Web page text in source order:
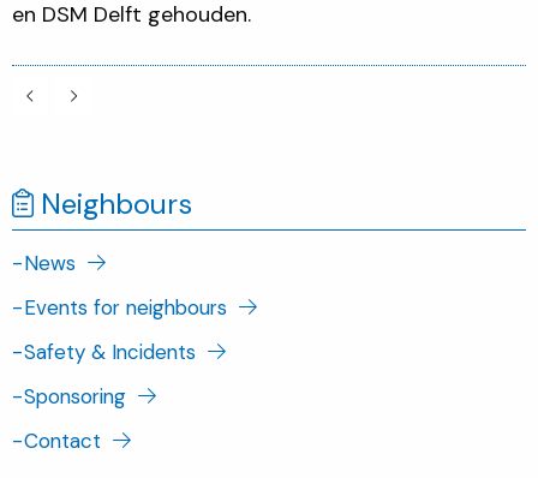
en DSM Delft gehouden.
Neighbours
-News
-Events for neighbours
-Safety & Incidents
-Sponsoring
-Contact